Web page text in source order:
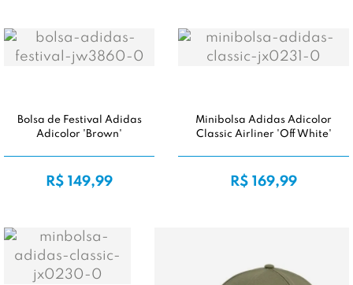
Bolsa de Festival Adidas
Adicolor 'Brown'
R$ 149,99
Minibolsa Adidas Adicolor
Classic Airliner 'Off White'
R$ 169,99